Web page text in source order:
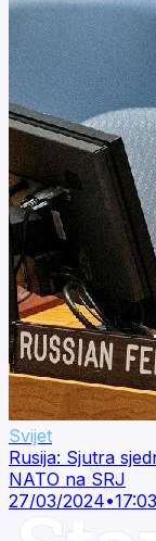
Svijet
Rusija: Sjutra
NATO na SRJ
27/03/2024•17:03